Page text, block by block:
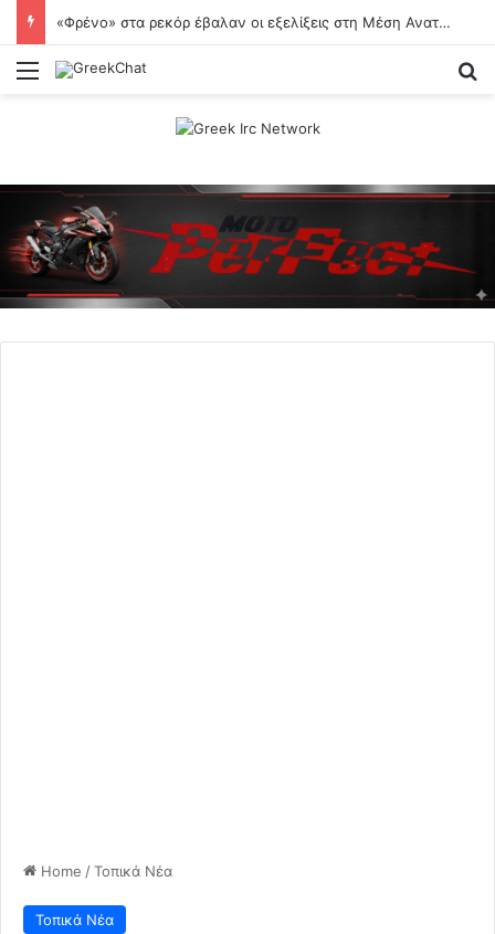
«Φρένο» στα ρεκόρ έβαλαν οι εξελίξεις στη Μέση Ανατολή
Menu
Home /Τοπικά Νέα
Τοπικά Νέα